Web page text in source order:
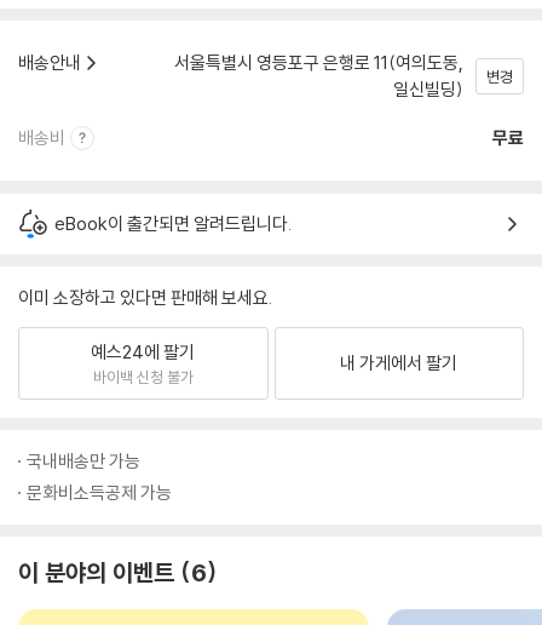
배송안내
서울특별시 영등포구 은행로 11(여의도동,
일신빌딩)
변경
배송비 무료
eBook이 출간되면 알려드립니다.
이미 소장하고 있다면 판매해 보세요.
예스24에 팔기
바이백 신청 불가
내 가게에서 팔기
국내배송만 가능
문화비소득공제 가능
이 분야의 이벤트 6